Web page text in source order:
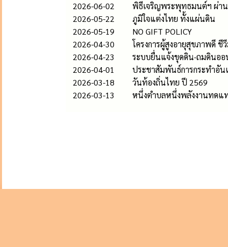
2026-06-02
พิธีเจริญพระพุทธมนต์ฯ ผ่า
2026-05-22
ภูมิใจแต่งไทย ทั้งแผ่นดิน
2026-05-19
NO GIFT POLICY
2026-04-30
โครงการผู้สูงอายุสุขภาพดี
2026-04-23
ระบบยื่นแจ้งขุดดิน-ถมดินออ
2026-04-01
ประชาสัมพันธ์การกระทำอัน
2026-03-18
วันท้องถิ่นไทย ปี 2569
2026-03-13
หนึ่งตำบลหนึ่งพลังงานทดแ